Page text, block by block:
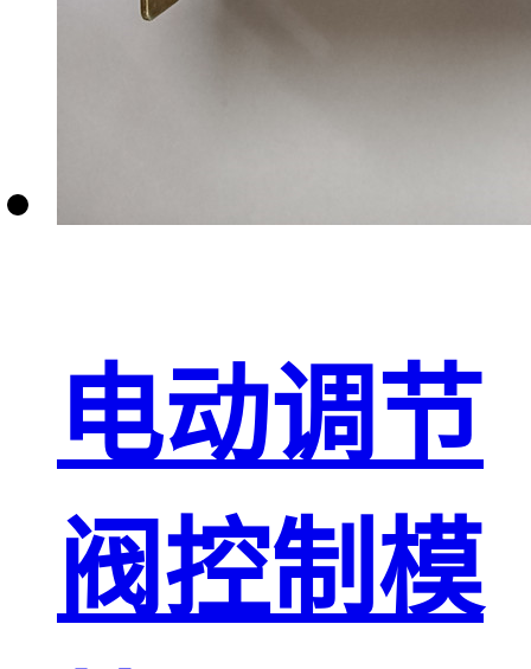
电动调节
阀控制模